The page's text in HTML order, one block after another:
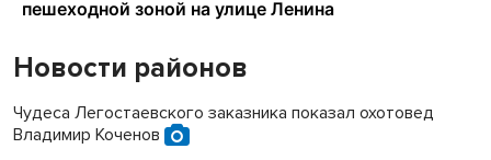
Новости районов
Чудеса Легостаевского заказника показал охотовед
Владимир Коченов